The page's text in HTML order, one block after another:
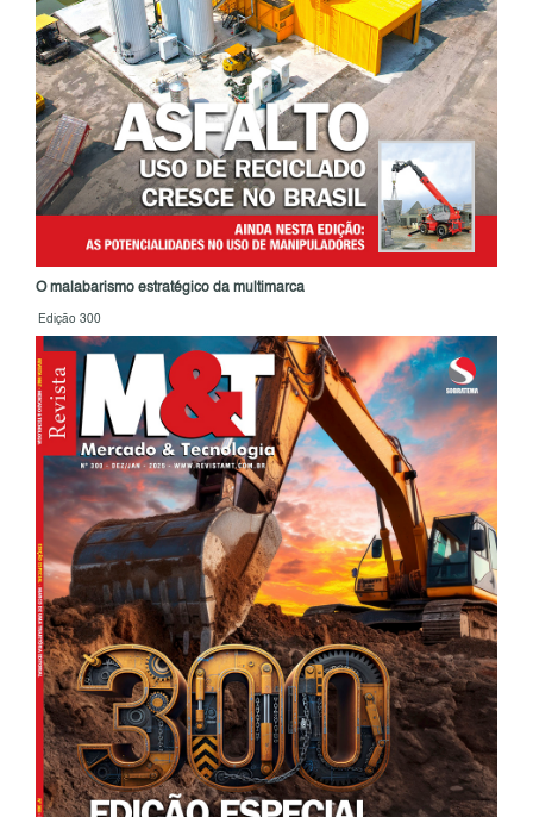
O malabarismo estratégico da multimarca
Edição 300